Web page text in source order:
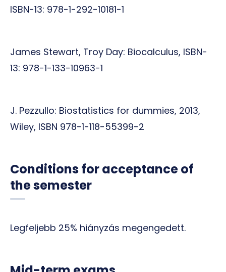
ISBN-13: 978-1-292-10181-1
James Stewart, Troy Day: Biocalculus, ISBN-
13: 978-1-133-10963-1
J. Pezzullo: Biostatistics for dummies, 2013,
Wiley, ISBN 978-1-118-55399-2
Conditions for acceptance of
the semester
Legfeljebb 25% hiányzás megengedett.